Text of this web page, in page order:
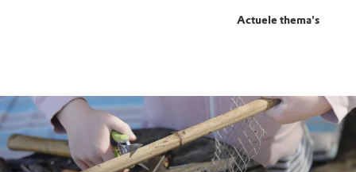
Actuele thema's